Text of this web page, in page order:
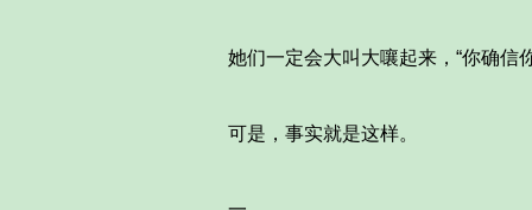
她们一定会大叫大嚷起来，“你确信
可是，事实就是这样。